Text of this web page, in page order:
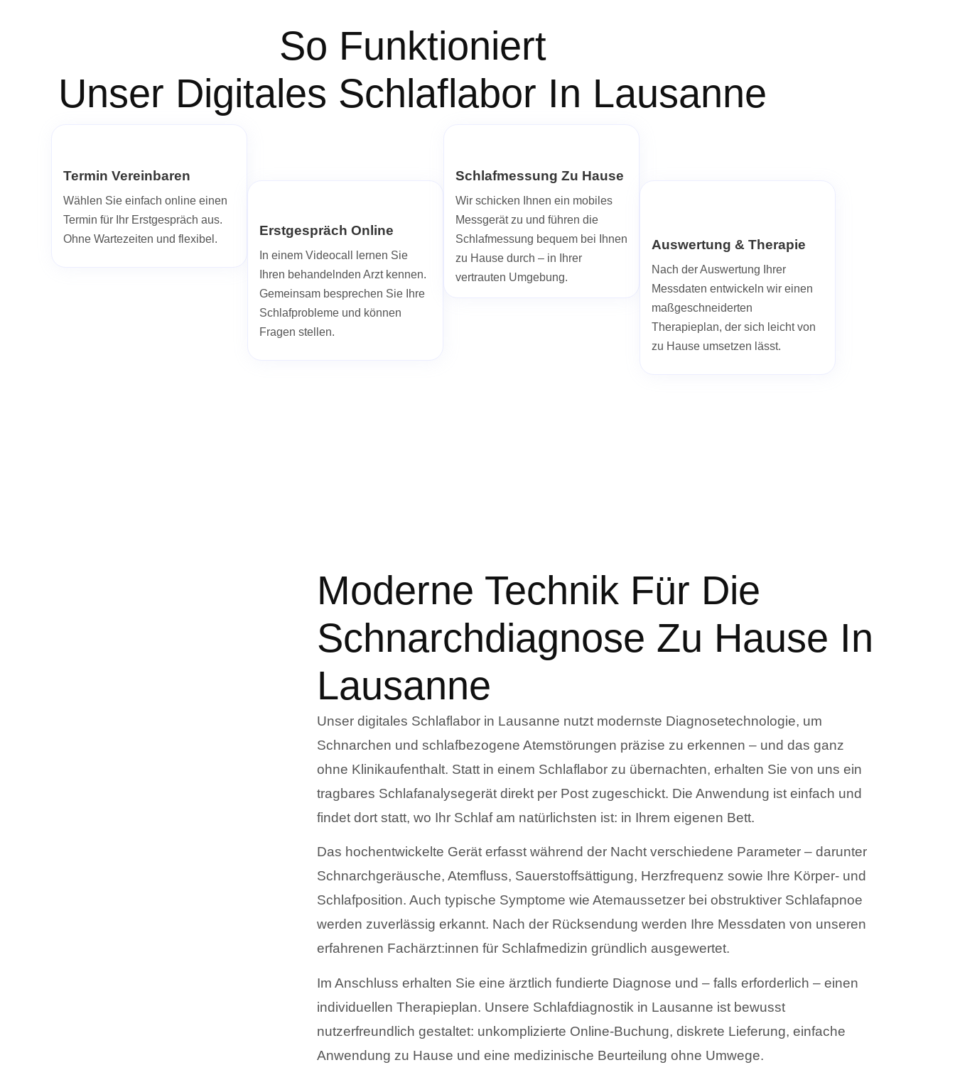
So Funktioniert
Unser Digitales Schlaflabor In Lausanne
Termin Vereinbaren
Wählen Sie einfach online einen
Termin für Ihr Erstgespräch aus.
Ohne Wartezeiten und flexibel.
Erstgespräch Online
In einem Videocall lernen Sie
Ihren behandelnden Arzt kennen.
Gemeinsam besprechen Sie Ihre
Schlafprobleme und können
Fragen stellen.
Schlafmessung Zu Hause
Wir schicken Ihnen ein mobiles
Messgerät zu und führen die
Schlafmessung bequem bei Ihnen
zu Hause durch – in Ihrer
vertrauten Umgebung.
Auswertung & Therapie
Nach der Auswertung Ihrer
Messdaten entwickeln wir einen
maßgeschneiderten
Therapieplan, der sich leicht von
zu Hause umsetzen lässt.
Moderne Technik Für Die
Schnarchdiagnose Zu Hause In
Lausanne
Unser digitales Schlaflabor in Lausanne nutzt modernste Diagnosetechnologie, um
Schnarchen und schlafbezogene Atemstörungen präzise zu erkennen – und das ganz
ohne Klinikaufenthalt. Statt in einem Schlaflabor zu übernachten, erhalten Sie von uns ein
tragbares Schlafanalysegerät direkt per Post zugeschickt. Die Anwendung ist einfach und
findet dort statt, wo Ihr Schlaf am natürlichsten ist: in Ihrem eigenen Bett.
Das hochentwickelte Gerät erfasst während der Nacht verschiedene Parameter – darunter
Schnarchgeräusche, Atemfluss, Sauerstoffsättigung, Herzfrequenz sowie Ihre Körper- und
Schlafposition. Auch typische Symptome wie Atemaussetzer bei obstruktiver Schlafapnoe
werden zuverlässig erkannt. Nach der Rücksendung werden Ihre Messdaten von unseren
erfahrenen Fachärzt:innen für Schlafmedizin gründlich ausgewertet.
Im Anschluss erhalten Sie eine ärztlich fundierte Diagnose und – falls erforderlich – einen
individuellen Therapieplan. Unsere Schlafdiagnostik in Lausanne ist bewusst
nutzerfreundlich gestaltet: unkomplizierte Online-Buchung, diskrete Lieferung, einfache
Anwendung zu Hause und eine medizinische Beurteilung ohne Umwege.